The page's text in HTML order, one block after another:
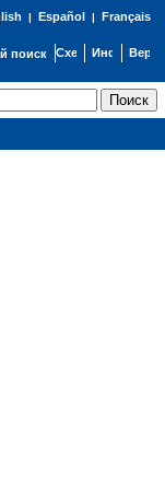
| Español | Français
поиск